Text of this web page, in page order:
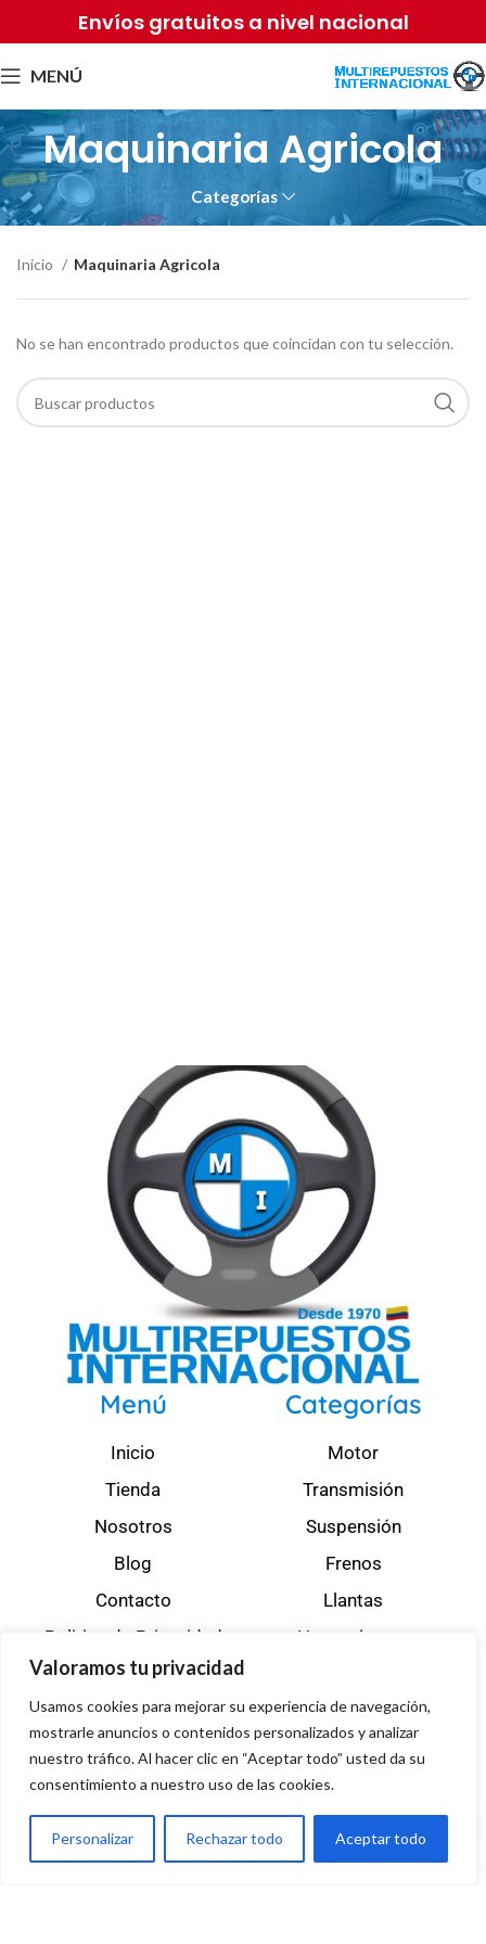
Valoramos tu privacidad
Usamos cookies para mejorar su experiencia de navegación,
mostrarle anuncios o contenidos personalizados y analizar
nuestro tráfico. Al hacer clic en “Aceptar todo” usted da su
consentimiento a nuestro uso de las cookies.
Personalizar Rechazar todo Aceptar todo
Envíos gratuitos a nivel nacional
MENÚ
Maquinaria Agricola
Categorías
Inicio Maquinaria Agricola
No se han encontrado productos que coincidan con tu selección.
Menú
Inicio
Tienda
Nosotros
Blog
Contacto
Politica de Privacidad
Categorías
Motor
Transmisión
Suspensión
Frenos
Llantas
Herramientas
Datos de contacto
(+57) 310 8595925
(+57) 310 8595917
cotizaciones@multirepuestos.com